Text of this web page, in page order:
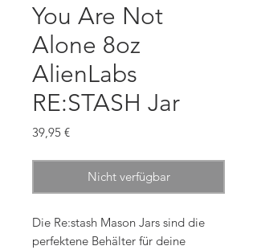
You Are Not
Alone 8oz
AlienLabs
RE:STASH Jar
39,95 €Preis
Nicht verfügbar
Die Re:stash Mason Jars sind die
perfektene Behälter für deine